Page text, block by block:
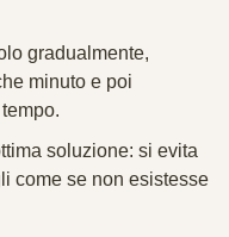
gradualmente,
minuto e poi
soluzione: si evita
come se non esistesse